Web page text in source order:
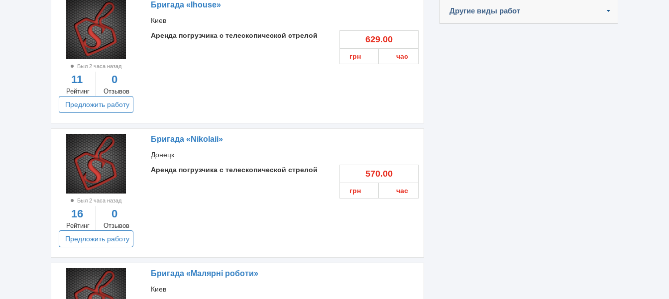
Другие виды работ
Был 2 часа назад
11
Рейтинг
0
Отзывов
Предложить работу
Бригада «Ihouse»
Киев
Аренда погрузчика с телескопической стрелой
629.00
грн час
Был 2 часа назад
16
Рейтинг
0
Отзывов
Предложить работу
Бригада «Nikolaii»
Донецк
Аренда погрузчика с телескопической стрелой
570.00
грн час
Бригада «Малярні роботи»
Киев